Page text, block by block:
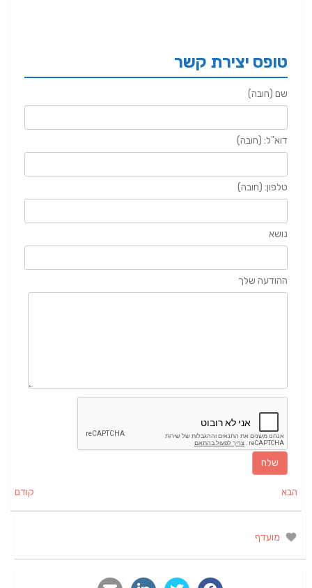
טופס יצירת קשר
שם (חובה)
דוא"ל: (חובה)
טלפון: (חובה)
נושא
ההודעה שלך
קודם הבא
מועדף